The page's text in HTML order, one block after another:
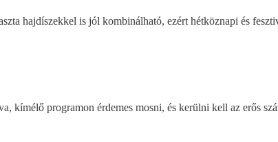
hajdíszekkel is jól kombinálható, ezért hétköznapi és
kímélő programon érdemes mosni, és kerülni kell az erős